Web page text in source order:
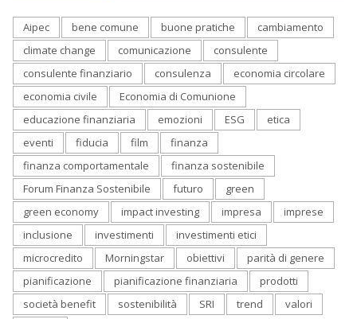
Aipec bene comune buone pratiche
cambiamento
climate change
comunicazione
consulente
consulente finanziario
consulenza
economia circolare
economia civile
Economia di Comunione
educazione finanziaria
emozioni ESG
etica
eventi
fiducia film
finanza
finanza comportamentale
finanza sostenibile
Forum Finanza Sostenibile
futuro
green
green economy
impact investing impresa
imprese
inclusione
investimenti
investimenti etici
microcredito
Morningstar obiettivi
parità di genere
pianificazione
pianificazione finanziaria
prodotti
società benefit
sostenibilità SRI trend
valori